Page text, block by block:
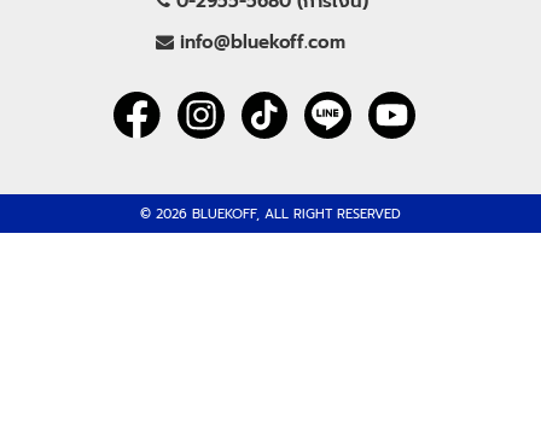
info@bluekoff.com
© 2026 BLUEKOFF, ALL RIGHT RESERVED